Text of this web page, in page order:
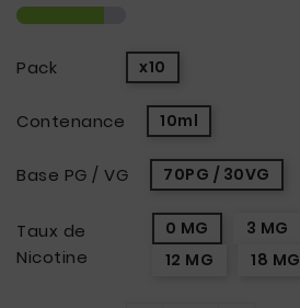
Pack x10
Contenance 10ml
Base PG / VG 70PG / 30VG
Taux de
Nicotine
0 MG 3 MG
12 MG
18 MG